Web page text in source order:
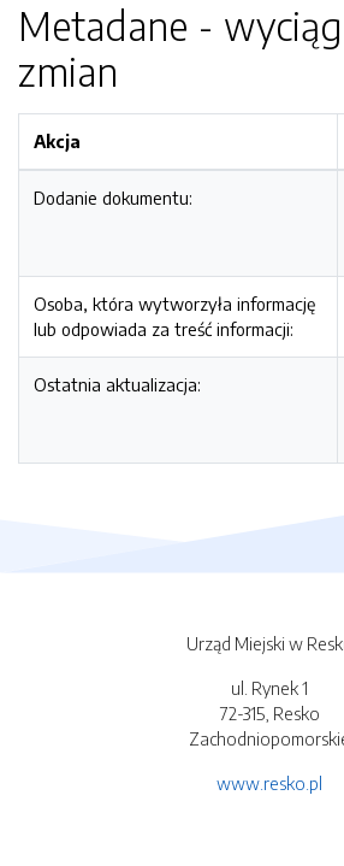
Metadane -
zmian
Akcja
Dodanie dokumentu:
Osoba, która wytworzyła informację
lub odpowiada za treść informacji:
Ostatnia aktualizacja:
Urząd Miejski w
ul. Rynek 1
72-315, Resko
www.resko.pl